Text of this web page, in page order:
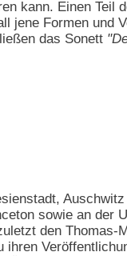
kann. Einen Teil
jene Formen und
das Sonett
sowie an der
den Thomas-